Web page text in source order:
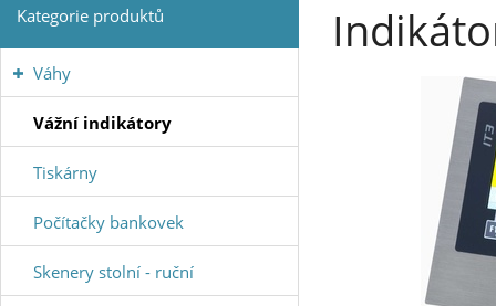
Kategorie produktů
Váhy
Vážní indikátory
Tiskárny
Počítačky bankovek
Skenery stolní - ruční